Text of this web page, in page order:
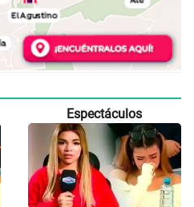
Espectáculos